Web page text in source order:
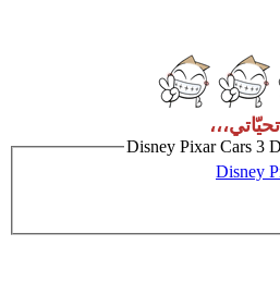
تحيّاتي،،،
Disney Pixar Cars 3
Disney